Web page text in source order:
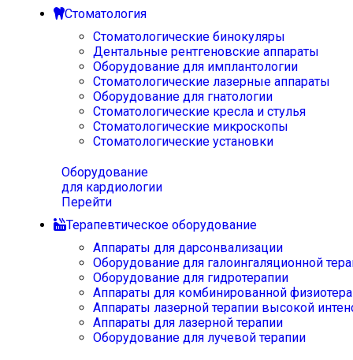
Стоматология
Стоматологические бинокуляры
Дентальные рентгеновские аппараты
Оборудование для имплантологии
Стоматологические лазерные аппараты
Оборудование для гнатологии
Стоматологические кресла и стулья
Стоматологические микроскопы
Стоматологические установки
Оборудование
для кардиологии
Перейти
Терапевтическое оборудование
Аппараты для дарсонвализации
Оборудование для галоингаляционной
Оборудование для гидротерапии
Аппараты для комбинированной
Аппараты лазерной терапии высокой
Аппараты для лазерной терапии
Оборудование для лучевой терапии